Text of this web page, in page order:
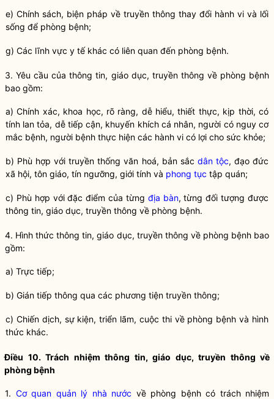
e) Chính sách, biện pháp về truyền thông thay đổi hành vi và lối
sống để phòng bệnh;
g) Các lĩnh vực y tế khác có liên quan đến phòng bệnh.
3. Yêu cầu của thông tin, giáo dục, truyền thông về phòng bệnh
bao gồm:
a) Chính xác, khoa học, rõ ràng, dễ hiểu, thiết thực, kịp thời, có
tính lan tỏa, dễ tiếp cận, khuyến khích cá nhân, người có nguy cơ
mắc bệnh, người bệnh thực hiện các hành vi có lợi cho sức khỏe;
b) Phù hợp với truyền thống văn hoá, bản sắc dân tộc, đạo đức
xã hội, tôn giáo, tín ngưỡng, giới tính và phong tục tập quán;
c) Phù hợp với đặc điểm của từng địa bàn, từng đối tượng được
thông tin, giáo dục, truyền thông về phòng bệnh.
4. Hình thức thông tin, giáo dục, truyền thông về phòng bệnhbao
gồm:
a) Trực tiếp;
b) Gián tiếp thông qua các phương tiện truyền thông;
c) Chiến dịch, sự kiện, triển lãm, cuộc thi về phòng bệnh và hình
thức khác.
Điều 10. Trách nhiệm thông tin, giáo dục, truyền thông về
phòng bệnh
1. Cơ quan quản lý nhà nước về phòng bệnhcó trách nhiệm